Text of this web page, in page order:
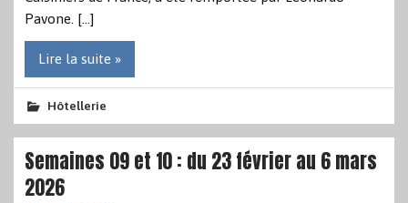
Pavone. […]
Lire la suite »
Hôtellerie
Semaines 09 et 10 : du 23 février au 6 mars
2026